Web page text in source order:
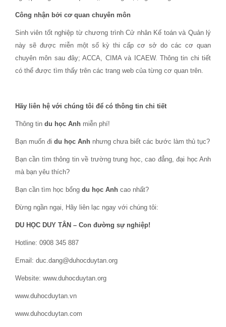
Công nhận bởi cơ quan chuyên môn
Sinh viên tốt nghiệp từ chương trình Cử nhân Kế toán và Quản lý
này sẽ được miễn một số kỳ thi cấp cơ sở do các cơ quan
chuyên môn sau đây; ACCA, CIMA và ICAEW. Thông tin chi tiết
có thể được tìm thấy trên các trang web của từng cơ quan trên.
Hãy liên hệ với chúng tôi để có thông tin chi tiết
Thông tin du học Anh miễn phí!
Bạn muốn đi du học Anh nhưng chưa biết các bước làm thủ tục?
Bạn cần tìm thông tin về trường trung học, cao đẳng, đại học Anh
mà bạn yêu thích?
Bạn cần tìm học bổng du học Anh cao nhất?
Đừng ngần ngại, Hãy liên lạc ngay với chúng tôi:
DU HỌC DUY TÂN – Con đường sự nghiệp!
Hotline: 0908 345 887
Email: duc.dang@duhocduytan.org
Website: www.duhocduytan.org
www.duhocduytan.vn
www.duhocduytan.com